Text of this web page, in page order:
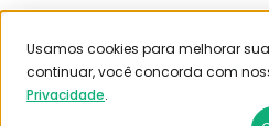
Usamos cookies para melhorar
continuar, você concorda com
Privacidade.